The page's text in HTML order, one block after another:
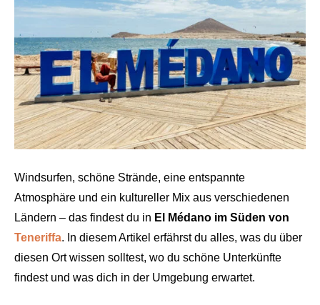
Windsurfen, schöne Strände, eine entspannte
Atmosphäre und ein kultureller Mix aus verschiedenen
Ländern – das findest du in El Médano im Süden von
Teneriffa. In diesem Artikel erfährst du alles, was du über
diesen Ort wissen solltest, wo du schöne Unterkünfte
findest und was dich in der Umgebung erwartet.